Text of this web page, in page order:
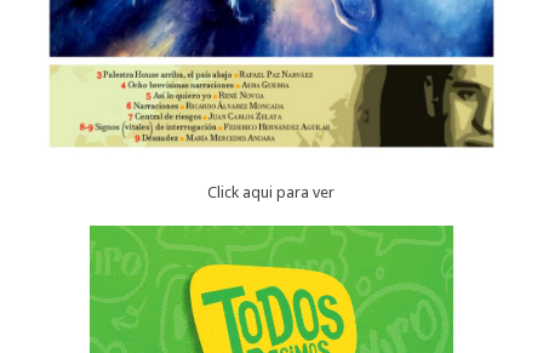
Click aqui para ver